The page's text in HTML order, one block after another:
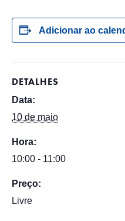
Adicionar ao
DETALHES
Data:
10 de maio
Hora:
10:00 - 11:00
Preço:
Livre